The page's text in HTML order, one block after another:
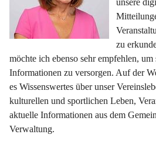
unsere
zu
möchte ich ebenso sehr empfehlen,
Informationen zu versorgen. Auf der
es Wissenswertes über unser
kulturellen und sportlichen Leben,
aktuelle Informationen aus dem
Verwaltung.